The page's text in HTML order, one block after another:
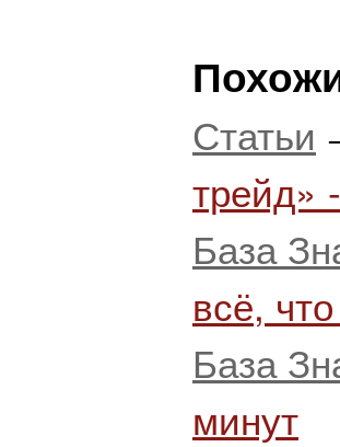
Статьи
трейд»
База
всё,
База
минут